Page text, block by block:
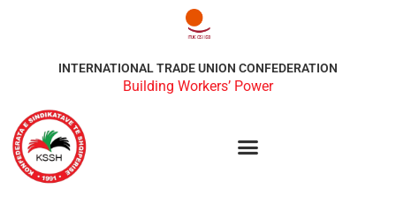
INTERNATIONAL TRADE UNION CONFEDERATION
Building Workers’ Power